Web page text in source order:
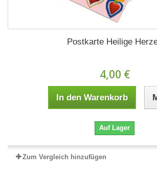
Postkarte Heilige
4,00 €
In den Warenkorb
Auf Lager
Zum Vergleich hinzufügen